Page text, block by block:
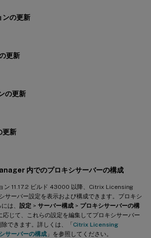
の更新
更新
の更新
更新
内でのプロキシサーバーの構成
ン 11.17.2 ビルド 43000 以降、Citrix Licensing
サーバー設定を表示および構成できます。プロキシ
は、 設定 > サーバー構成 > プロキシサーバーの構
応じて、これらの設定を編集してプロキシサーバー
できます。詳しくは、「Citrix Licensing
サーバーの構成 」を参照してください。